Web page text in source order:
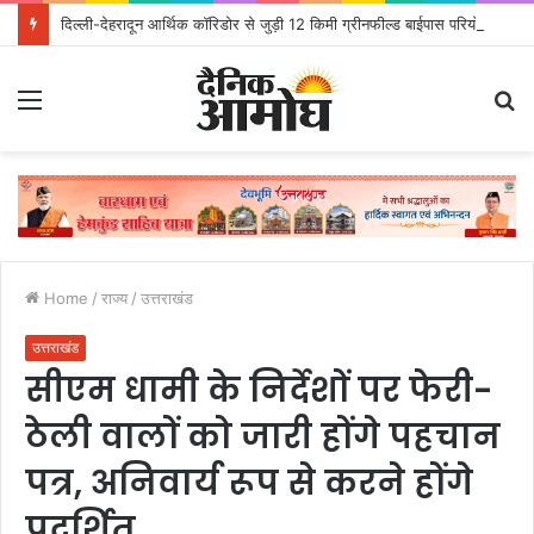
Home / राज्य / उत्तराखंड
उत्तराखंड
सीएम धामी के निर्देशों पर फेरी-
ठेली वालों को जारी होंगे पहचान
पत्र, अनिवार्य रूप से करने होंगे